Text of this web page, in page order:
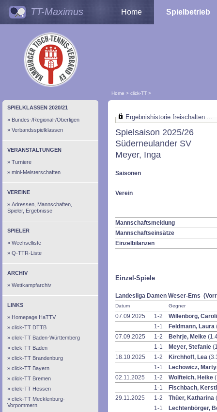
TT-Maximus Home Spielbetrieb
Home > click-TT >
SPIELKLASSEN 2020/21
Bundes-/Regional-/Oberligen
Verbandsspielklassen
VERANSTALTUNGEN
Turniere
mini-Meisterschaften
VEREINE
Adressen, Mannschaften,
Spieler, Ergebnisse
SPIELER
Wechselliste
Q-TTR-Liste
ARCHIV
Wettkampfarchiv
LINKS
Homepage HaTTV
click-TT DTTB
click-TT Baden-Württemberg
click-TT Baden
click-TT Brandenburg
click-TT Bayern
click-TT Bremen
click-TT Hessen
click-TT Mecklenburg-
Vorpommern
Ergebnishistorie freischalten ...
Spielsaison 2025/26
Süderneulander SV
Meyer, Inga
Saisonen
Verein
Mannschaftsmeldung
Mannschaftseinsätze
Einzelbilanzen
Einzel-Spiele
Landesliga Damen Weser-Ems
Datum Gegner
07.09.2025 1-2
Willenborg,
1-1
Feldmann, Laura
07.09.2025
1-2 Behrje, Meike
1-1
Meyer, Stefanie
18.10.2025
1-2 Kirchhoff, Lea
1-1
Lechowicz,
02.11.2025
1-2 Wolfteich, Heike
1-1
Fischbach,
29.11.2025
1-2 Thüer, Katharina
1-1
Lechtenbörger,